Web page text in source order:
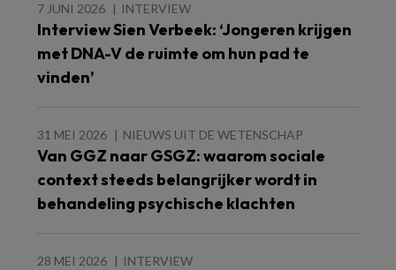
7 JUNI 2026 INTERVIEW
Interview Sien Verbeek: ‘Jongeren krijgen
met DNA-V de ruimte om hun pad te
vinden’
31 MEI 2026 NIEUWS UIT DE WETENSCHAP
Van GGZ naar GSGZ: waarom sociale
context steeds belangrijker wordt in
behandeling psychische klachten
28 MEI 2026 INTERVIEW